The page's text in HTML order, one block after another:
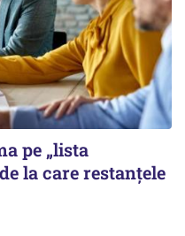
pe „lista
la care restanțele